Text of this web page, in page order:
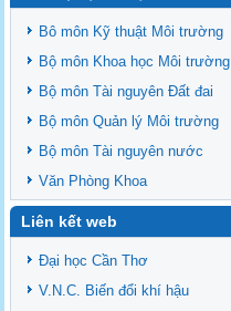
Bô môn Kỹ thuật Môi trường
Bộ môn Khoa học Môi trường
Bộ môn Tài nguyên Đất đai
Bộ môn Quản lý Môi trường
Bộ môn Tài nguyên nước
Văn Phòng Khoa
Liên kết web
Đại học Cần Thơ
V.N.C. Biến đổi khí hậu